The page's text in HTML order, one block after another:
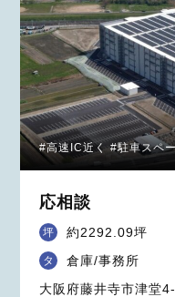
#高速IC近く #駐車スペ
応相談
坪 約2292.09坪
タ
倉庫/事務所
大阪府藤井寺市津堂